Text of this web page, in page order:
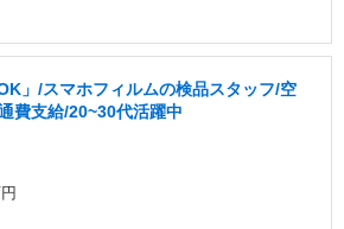
」/スマホフィルムの検品スタッフ/空
費支給/20~30代活躍中